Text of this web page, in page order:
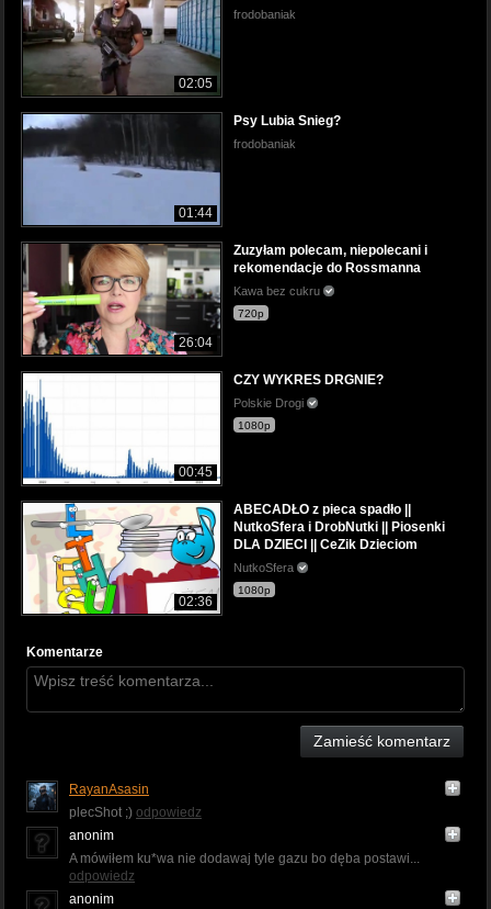
02:05
frodobaniak
01:44
Psy Lubia Snieg?
frodobaniak
26:04
Zuzyłam polecam, niepolecani i
rekomendacje do Rossmanna
Kawa bez cukru
720p
00:45
CZY WYKRES DRGNIE?
Polskie Drogi
1080p
02:36
ABECADŁO z pieca spadło ||
NutkoSfera i DrobNutki || Piosenki
DLA DZIECI || CeZik Dzieciom
NutkoSfera
1080p
Komentarze
Zamieść komentarz
RayanAsasin
plecShot ;) odpowiedz
anonim
A mówiłem ku*wa nie dodawaj tyle gazu bo dęba postawi...
odpowiedz
anonim